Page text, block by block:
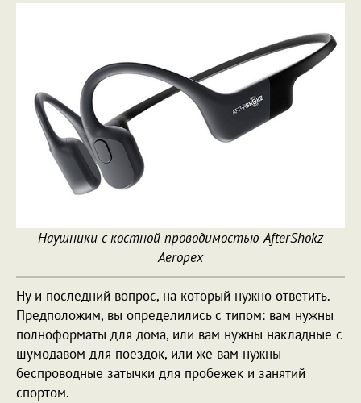
Наушники с костной проводимостью AfterShokz
Aeropex
Ну и последний вопрос, на который нужно ответить.
Предположим, вы определились с типом: вам нужны
полноформаты для дома, или вам нужны накладные с
шумодавом для поездок, или же вам нужны
беспроводные затычки для пробежек и занятий
спортом.